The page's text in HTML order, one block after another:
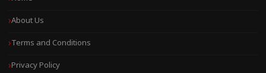
About Us
Terms and Conditions
Privacy Policy